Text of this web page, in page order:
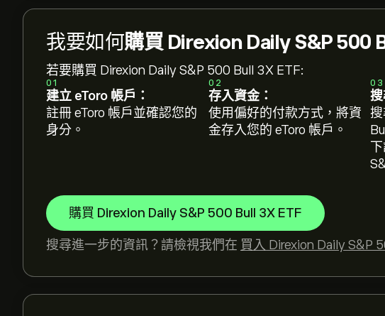
我要如何購買 Direxion Daily S&P 500
若要購買 Direxion Daily S&P 500 Bull 3X ETF:
01
建立 eToro 帳戶：
註冊 eToro 帳戶並確認您的
身分。
02
存入資金：
使用偏好的付款方式，將資
金存入您的 eToro 帳戶。
03
搜
購買 Direxion Daily S&P 500 Bull 3X ETF
搜尋進一步的資訊？請檢視我們在 買入 Direxion Daily S&P
SPXL 的目前價格是 ‎$‎291.62 美元